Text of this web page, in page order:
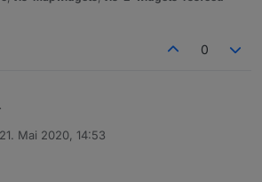
0
du Mal deine PC Uhr mit der vom
drückst wird auf dem Server Start und
21. Mai 2020, 14:53
von